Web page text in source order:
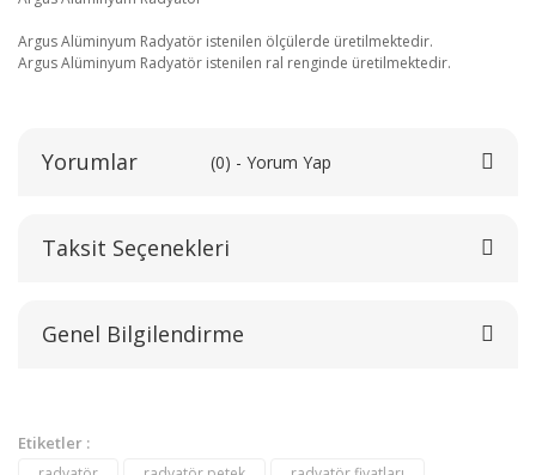
Argus Alüminyum Radyatör istenilen ölçülerde üretilmektedir.
Argus Alüminyum Radyatör istenilen ral renginde üretilmektedir.
Yorumlar (0) - Yorum Yap
Bu ürüne ilk yorumu siz yapın!
Yorum Yaz
Taksit Seçenekleri
Genel Bilgilendirme
Etiketler :